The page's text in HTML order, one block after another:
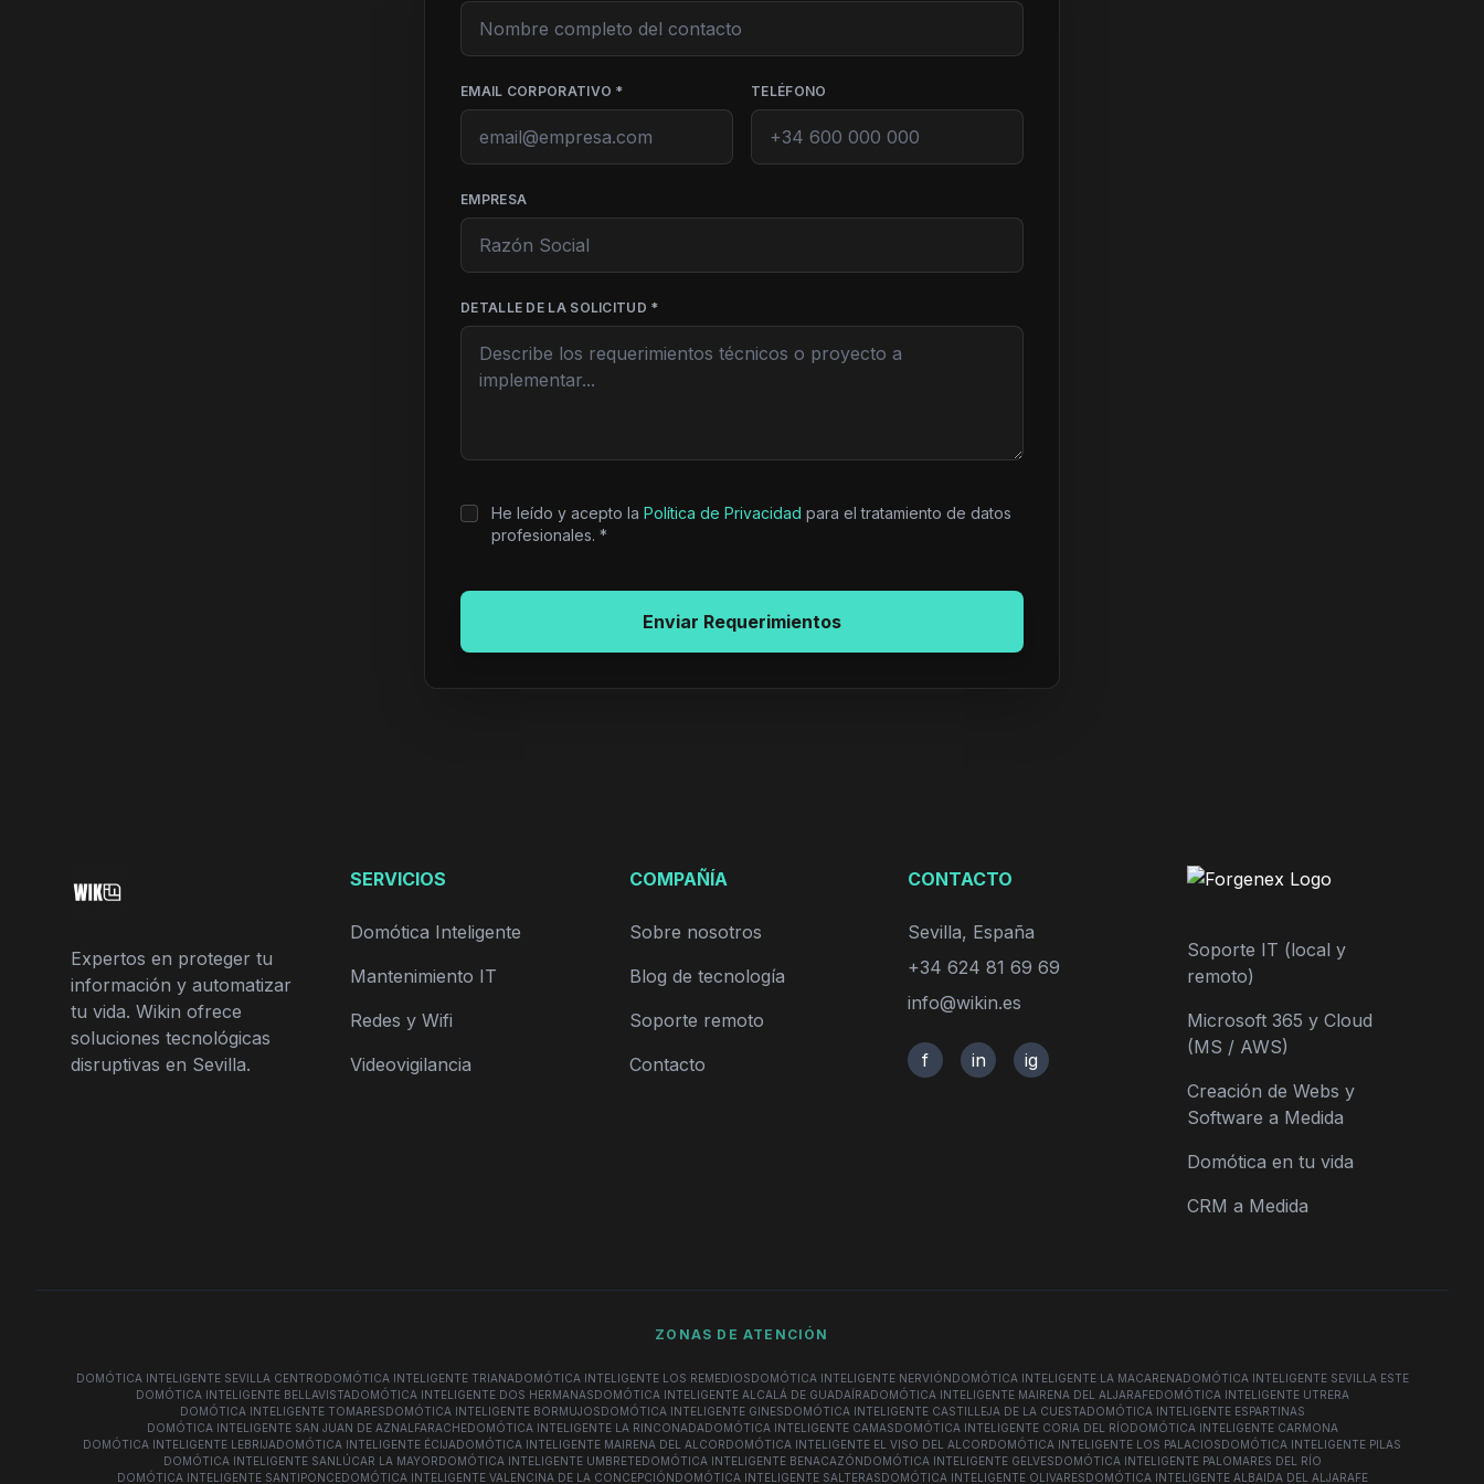
EMAIL CORPORATIVO * TELÉFONO
EMPRESA
DETALLE DE LA SOLICITUD *
He leído y acepto la Política de Privacidad para el tratamiento de datos
profesionales. *
Enviar Requerimientos
Expertos en proteger tu
información y automatizar
tu vida. Wikin ofrece
soluciones tecnológicas
disruptivas en Sevilla.
SERVICIOS
Domótica Inteligente
Mantenimiento IT
Redes y Wifi
Videovigilancia
COMPAÑÍA
Sobre nosotros
Blog de tecnología
Soporte remoto
Contacto
CONTACTO
Sevilla, España
+34 624 81 69 69
info@wikin.es
f in ig
Soporte IT (local y
remoto)
Microsoft 365 y Cloud
(MS / AWS)
Creación de Webs y
Software a Medida
Domótica en tu vida
CRM a Medida
ZONAS DE ATENCIÓN
DOMÓTICA INTELIGENTE SEVILLA CENTRODOMÓTICA INTELIGENTE TRIANADOMÓTICA INTELIGENTE LOS REMEDIOSDOMÓTICA INTELIGENTE NERVIÓNDOMÓTICA INTELIGENTE LA MACARENADOMÓTICA INTELIGENTE SEVILLA ESTE
DOMÓTICA INTELIGENTE BELLAVISTADOMÓTICA INTELIGENTE DOS HERMANASDOMÓTICA INTELIGENTE ALCALÁ DE GUADAÍRADOMÓTICA INTELIGENTE MAIRENA DEL ALJARAFEDOMÓTICA INTELIGENTE UTRERA
DOMÓTICA INTELIGENTE TOMARESDOMÓTICA INTELIGENTE BORMUJOSDOMÓTICA INTELIGENTE GINESDOMÓTICA INTELIGENTE CASTILLEJA DE LA CUESTADOMÓTICA INTELIGENTE ESPARTINAS
DOMÓTICA INTELIGENTE SAN JUAN DE AZNALFARACHEDOMÓTICA INTELIGENTE LA RINCONADADOMÓTICA INTELIGENTE CAMASDOMÓTICA INTELIGENTE CORIA DEL RÍODOMÓTICA INTELIGENTE CARMONA
DOMÓTICA INTELIGENTE LEBRIJADOMÓTICA INTELIGENTE ÉCIJADOMÓTICA INTELIGENTE MAIRENA DEL ALCORDOMÓTICA INTELIGENTE EL VISO DEL ALCORDOMÓTICA INTELIGENTE LOS PALACIOSDOMÓTICA INTELIGENTE PILAS
DOMÓTICA INTELIGENTE SANLÚCAR LA MAYORDOMÓTICA INTELIGENTE UMBRETEDOMÓTICA INTELIGENTE BENACAZÓNDOMÓTICA INTELIGENTE GELVESDOMÓTICA INTELIGENTE PALOMARES DEL RÍO
DOMÓTICA INTELIGENTE SANTIPONCEDOMÓTICA INTELIGENTE VALENCINA DE LA CONCEPCIÓNDOMÓTICA INTELIGENTE SALTERASDOMÓTICA INTELIGENTE OLIVARESDOMÓTICA INTELIGENTE ALBAIDA DEL ALJARAFE